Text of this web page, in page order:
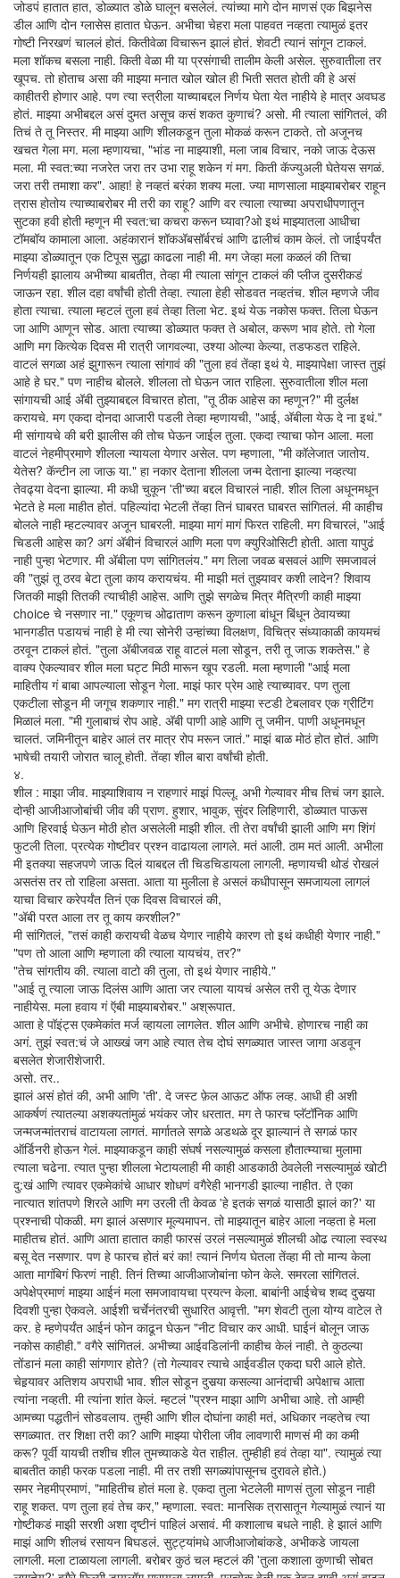
जोडपं हातात हात, डोळ्यात डोळे घालून बसलेलं. त्यांच्या मागे दोन माणसं एक बिझनेस
डील आणि दोन ग्लासेस हातात घेऊन. अभीचा चेहरा मला पाहवत नव्हता त्यामुळं इतर
गोष्टी निरखणं चाललं होतं. कितीवेळा विचारून झालं होतं. शेवटी त्यानं सांगून टाकलं.
मला शॉकच बसला नाही. किती वेळा मी या प्रसंगाची तालीम केली असेल. सुरुवातीला तर
खूपच. तो होताच असा की माझ्या मनात खोल खोल ही भिती सतत होती की हे असं
काहीतरी होणार आहे. पण त्या स्त्रीला याच्याबद्दल निर्णय घेता येत नाहीये हे मात्र अवघड
होतं. माझ्या अभीबद्दल असं दुमत असूच कसं शकत कुणाचं? असो. मी त्याला सांगितलं, की
तिचं ते तू निस्तर. मी माझ्या आणि शीलकडून तुला मोकळं करून टाकते. तो अजूनच
खचत गेला मग. मला म्हणायचा, "भांड ना माझ्याशी, मला जाब विचार, नको जाऊ देऊस
मला. मी स्वत:च्या नजरेत जरा तर उभा राहू शकेन गं मग. किती कॅज्युअली घेतेयस सगळं.
जरा तरी तमाशा कर". आहा! हे नव्हतं बरंका शक्य मला. ज्या माणसाला माझ्याबरोबर राहून
त्रास होतोय त्याच्याबरोबर मी तरी का राहू? आणि वर त्याला त्याच्या अपराधीपणातून
सुटका हवी होती म्हणून मी स्वत:चा कचरा करून घ्यावा?ओ इथं माझ्यातला आधीचा
टॉमबॉय कामाला आला. अहंकारानं शॉकअ‍ॅबसॉर्बरचं आणि ढालीचं काम केलं. तो जाईपर्यंत
माझ्या डोळ्यातून एक टिपूस सुद्धा काढला नाही मी. मग जेव्हा मला कळलं की तिचा
निर्णयही झालाय अभीच्या बाबतीत, तेव्हा मी त्याला सांगून टाकलं की प्लीज दुसरीकडं
जाऊन रहा. शील दहा वर्षांची होती तेव्हा. त्याला हेही सोडवत नव्हतंच. शील म्हणजे जीव
होता त्याचा. त्याला म्हटलं तुला हवं तेव्हा तिला भेट. इथं येऊ नकोस फक्त. तिला घेऊन
जा आणि आणून सोड. आता त्याच्या डोळ्यात फक्त ते अबोल, करूण भाव होते. तो गेला
आणि मग कित्येक दिवस मी रात्री जागवल्या, उश्या ओल्या केल्या, तडफडत राहिले.
वाटलं सगळा अहं झुगारून त्याला सांगावं की "तुला हवं तेंव्हा इथं ये. माझ्यापेक्षा जास्त तुझं
आहे हे घर." पण नाहीच बोलले. शीलला तो घेऊन जात राहिला. सुरुवातीला शील मला
सांगायची आई अ‍ॅबी तुझ्याबद्दल विचारत होता, "तू ठीक आहेस का म्हणून?" मी दुर्लक्ष
करायचे. मग एकदा दोनदा आजारी पडली तेव्हा म्हणायची, "आई, अ‍ॅबीला येऊ दे ना इथं."
मी सांगायचे की बरी झालीस की तोच घेऊन जाईल तुला. एकदा त्याचा फोन आला. मला
वाटलं नेहमीप्रमाणे शीलला न्यायला येणार असेल. पण म्हणाला, "मी कॉलेजात जातोय.
येतेस? कॅन्टीन ला जाऊ या." हा नकार देताना शीलला जन्म देताना झाल्या नव्हत्या
तेवढ्या वेदना झाल्या. मी कधी चुकून 'ती'च्या बद्दल विचारलं नाही. शील तिला अधूनमधून
भेटते हे मला माहीत होतं. पहिल्यांदा भेटली तेंव्हा तिनं घाबरत घाबरत सांगितलं. मी काहीच
बोलले नाही म्हटल्यावर अजून घाबरली. माझ्या मागं मागं फिरत राहिली. मग विचारलं, "आई
चिडली आहेस का? अगं अ‍ॅबीनं विचारलं आणि मला पण क्युरिओसिटी होती. आता यापुढं
नाही पुन्हा भेटणार. मी अ‍ॅबीला पण सांगितलंय." मग तिला जवळ बसवलं आणि समजावलं
की "तुझं तू ठरव बेटा तुला काय करायचंय. मी माझी मतं तुझ्यावर कशी लादेन? शिवाय
जितकी माझी तितकी त्याचीही आहेस. आणि तुझे सगळेच मित्र मैत्रिणी काही माझ्या
choice चे नसणार ना." एकूणच ओढाताण करून कुणाला बांधून बिंधून ठेवायच्या
भानगडीत पडायचं नाही हे मी त्या सोनेरी उन्हांच्या विलक्षण, विचित्र संध्याकाळी कायमचं
ठरवून टाकलं होतं. "तुला अ‍ॅबीजवळ राहू वाटलं मला सोडून, तरी तू जाऊ शकतेस." हे
वाक्य ऐकल्यावर शील मला घट्ट मिठी मारून खूप रडली. मला म्हणाली "आई मला
माहितीय गं बाबा आपल्याला सोडून गेला. माझं फार प्रेम आहे त्याच्यावर. पण तुला
एकटीला सोडून मी जगूच शकणार नाही." मग रात्री माझ्या स्टडी टेबलावर एक ग्रीटिंग
मिळालं मला. "मी गुलाबाचं रोप आहे. अ‍ॅबी पाणी आहे आणि तू जमीन. पाणी अधूनमधून
चालतं. जमिनीतून बाहेर आलं तर मात्र रोप मरून जातं." माझं बाळ मोठं होत होतं. आणि
भाषेची तयारी जोरात चालू होती. तेंव्हा शील बारा वर्षांची होती.
४.
शील : माझा जीव. माझ्याशिवाय न राहणारं माझं पिल्लू. अभी गेल्यावर मीच तिचं जग झाले.
दोन्ही आजीआजोबांची जीव की प्राण. हुशार, भावुक, सुंदर लिहिणारी, डोळ्यात पाऊस
आणि हिरवाई घेऊन मोठी होत असलेली माझी शील. ती तेरा वर्षांची झाली आणि मग शिंगं
फुटली तिला. प्रत्येक गोष्टीवर प्रश्न वाढायला लागले. मतं आली. ठाम मतं आली. अभीला
मी इतक्या सहजपणे जाऊ दिलं याबद्दल ती चिडचिडायला लागली. म्हणायची थोडं रोखलं
असतंस तर तो राहिला असता. आता या मुलीला हे असलं कधीपासून समजायला लागलं
याचा विचार करेपर्यंत तिनं एक दिवस विचारलं की,
"अ‍ॅबी परत आला तर तू काय करशील?"
मी सांगितलं, "तसं काही करायची वेळच येणार नाहीये कारण तो इथं कधीही येणार नाही."
"पण तो आला आणि म्हणाला की त्याला यायचंय, तर?"
"तेच सांगतीय की. त्याला वाटो की तुला, तो इथं येणार नाहीये."
"आई तू त्याला जाऊ दिलंस आणि आता जर त्याला यायचं असेल तरी तू येऊ देणार
नाहीयेस. मला हवाय गं ऍबी माझ्याबरोबर." अश्रूपात.
आता हे पॉइंट्स एकमेकांत मर्ज व्हायला लागलेत. शील आणि अभीचे. होणारच नाही का
अगं. तुझं स्वत:चं जे आख्खं जग आहे त्यात तेच दोघं सगळ्यात जास्त जागा अडवून
बसलेत शेजारीशेजारी.
असो. तर..
झालं असं होतं की, अभी आणि 'ती'. दे जस्ट फ़ेल आऊट ऑफ लव्ह. आधी ही अशी
आकर्षणं त्यातल्या अशक्यतांमुळं भयंकर जोर धरतात. मग ते फारच प्लॅटॉनिक आणि
जन्मजन्मांतराचं वाटायला लागतं. मार्गातले सगळे अडथळे दूर झाल्यानं ते सगळं फार
ऑर्डिनरी होऊन गेलं. माझ्याकडून काही संघर्ष नसल्यामुळं कसला हौतात्म्याचा मुलामा
त्याला चढेना. त्यात पुन्हा शीलला भेटायलाही मी काही आडकाठी ठेवलेली नसल्यामुळं खोटी
दु:खं आणि त्यावर एकमेकांचे आधार शोधणं वगैरेही भानगडी झाल्या नाहीत. ते एका
नात्यात शांतपणे शिरले आणि मग उरली ती केवळ 'हे इतकं सगळं यासाठी झालं का?' या
प्रश्नाची पोकळी. मग झालं असणार मूल्यमापन. तो माझ्यातून बाहेर आला नव्हता हे मला
माहीतच होतं. आणि आता हातात काही फारसं उरलं नसल्यामुळं शीलची ओढ त्याला स्वस्थ
बसू देत नसणार. पण हे फारच होतं बरं का! त्यानं निर्णय घेतला तेंव्हा मी तो मान्य केला
आता मागंबिगं फिरणं नाही. तिनं तिच्या आजीआजोबांना फोन केले. समरला सांगितलं.
अपेक्षेप्रमाणं माझ्या आईनं मला समजावायचा प्रयत्न केला. बाबांनी आईचेच शब्द दुसर्‍या
दिवशी पुन्हा ऐकवले. आईशी चर्चेनंतरची सुधारित आवृत्ती. "मग शेवटी तुला योग्य वाटेल ते
कर. हे म्हणेपर्यंत आईनं फोन काढून घेऊन "नीट विचार कर आधी. घाईनं बोलून जाऊ
नकोस काहीही." वगैरे सांगितलं. अभीच्या आईवडिलांनी काहीच केलं नाही. ते कुठल्या
तोंडानं मला काही सांगणार होते? (तो गेल्यावर त्याचे आईवडील एकदा घरी आले होते.
चेहर्‍यावर अतिशय अपराधी भाव. शील सोडून दुसर्‍या कसल्या आनंदाची अपेक्षाच आता
त्यांना नव्हती. मी त्यांना शांत केलं. म्हटलं "प्रश्न माझा आणि अभीचा आहे. तो आम्ही
आमच्या पद्धतीनं सोडवलाय. तुम्ही आणि शील दोघांना काही मतं, अधिकार नव्हतेच त्या
सगळ्यात. तर शिक्षा तरी का? आणि माझ्या पोरीला जीव लावणारी माणसं मी का कमी
करू? पूर्वी यायची तशीच शील तुमच्याकडे येत राहील. तुम्हीही हवं तेव्हा या". त्यामुळं त्या
बाबतीत काही फरक पडला नाही. मी तर तशी सगळ्यांपासूनच दुरावले होते.)
समर नेहमीप्रमाणं, "माहितीच होतं मला हे. एकदा तुला भेटलेली माणसं तुला सोडून नाही
राहू शकत. पण तुला हवं तेच कर," म्हणाला. स्वत: मानसिक त्रासातून गेल्यामुळं त्यानं या
गोष्टीकडं माझी सरशी अशा दृष्टीनं पाहिलं असावं. मी कशालाच बधले नाही. हे झालं आणि
माझं आणि शीलचं रसायन बिघडलं. सुट्ट्यांमधे आजीआजोबांकडे, अभीकडे जायला
लागली. मला टाळायला लागली. बरोबर कुठं चल म्हटलं की 'तुला कशाला कुणाची सोबत